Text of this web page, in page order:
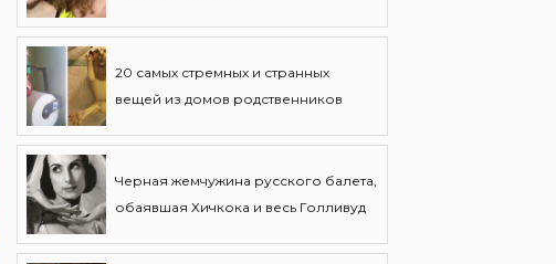
20 самых стремных и странных
вещей из домов родственников
Черная жемчужина русского балета,
обаявшая Хичкока и весь Голливуд